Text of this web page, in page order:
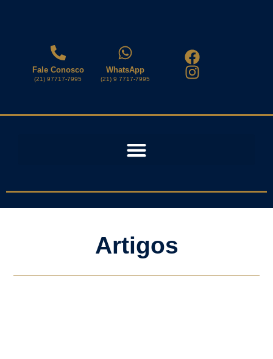
Fale Conosco
(21) 97717-7995
WhatsApp
(21) 9 7717-7995
Artigos